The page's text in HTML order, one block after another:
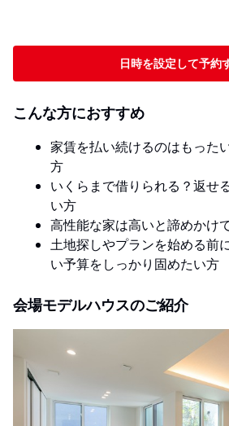
日時を設定して予約
こんな方におすすめ
家賃を払い続けるのはもった
方
いくらまで借りられる？返せ
い方
高性能な家は高いと諦めかけ
土地探しやプランを始める前
い予算をしっかり固めたい方
会場モデルハウスのご紹介